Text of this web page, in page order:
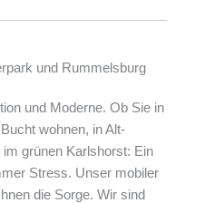
und Rummelsburg
und Moderne. Ob Sie in
wohnen, in Alt-
grünen Karlshorst: Ein
Stress. Unser mobiler
die Sorge. Wir sind